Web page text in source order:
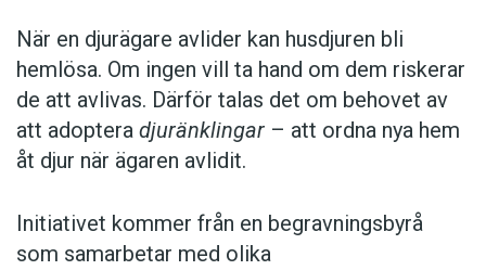
När en djurägare avlider kan husdjuren bli
hemlösa. Om ingen vill ta hand om dem riskerar
de att avlivas. Därför talas det om behovet av
att adoptera djuränklingar – att ordna nya hem
åt djur när ägaren avlidit.
Initiativet kommer från en begravningsbyrå
som samarbetar med olika